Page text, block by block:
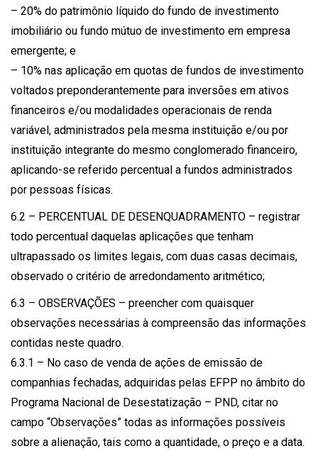
– 20% do patrimônio líquido do fundo de investimento
imobiliário ou fundo mútuo de investimento em empresa
emergente; e
– 10% nas aplicação em quotas de fundos de investimento
voltados preponderantemente para inversões em ativos
financeiros e/ou modalidades operacionais de renda
variável, administrados pela mesma instituição e/ou por
instituição integrante do mesmo conglomerado financeiro,
aplicando-se referido percentual a fundos administrados
por pessoas físicas.
6.2 – PERCENTUAL DE DESENQUADRAMENTO – registrar
todo percentual daquelas aplicações que tenham
ultrapassado os limites legais, com duas casas decimais,
observado o critério de arredondamento aritmético;
6.3 – OBSERVAÇÕES – preencher com quaisquer
observações necessárias à compreensão das informações
contidas neste quadro.
6.3.1 – No caso de venda de ações de emissão de
companhias fechadas, adquiridas pelas EFPP no âmbito do
Programa Nacional de Desestatização – PND, citar no
campo “Observações” todas as informações possíveis
sobre a alienação, tais como a quantidade, o preço e a data.